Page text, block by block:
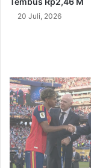
20 Juli, 2026